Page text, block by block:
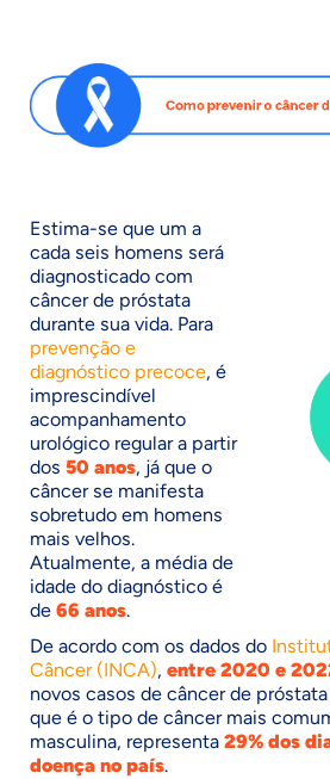
Estima-se que um a
cada seis homens será
diagnosticado com
câncer de próstata
durante sua vida. Para
prevenção e
diagnóstico precoce, é
imprescindível
acompanhamento
urológico regular a partir
dos 50 anos, já que o
câncer se manifesta
sobretudo em homens
mais velhos.
Atualmente, a média de
idade do diagnóstico é
de 66 anos.
De acordo com os dados do
Câncer (INCA), entre 2020 e
novos casos de câncer de próstata
que é o tipo de câncer mais
masculina, representa 29% dos
doença no país.